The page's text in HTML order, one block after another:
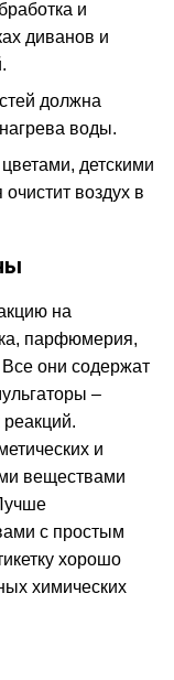
и
диванов и
должна
воды.
детскими
воздух в
на
парфюмерия,
они содержат
–
и
веществами
с простым
хорошо
химических